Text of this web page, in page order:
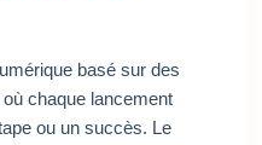
basé sur des
chaque lancement
ou un succès. Le